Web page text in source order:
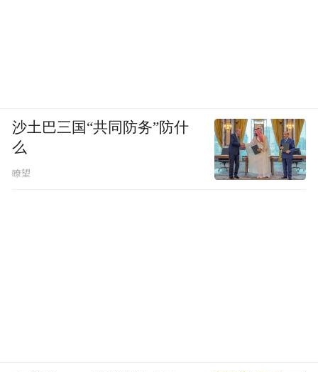
沙土巴三国“共同防务”防什
么
瞭望